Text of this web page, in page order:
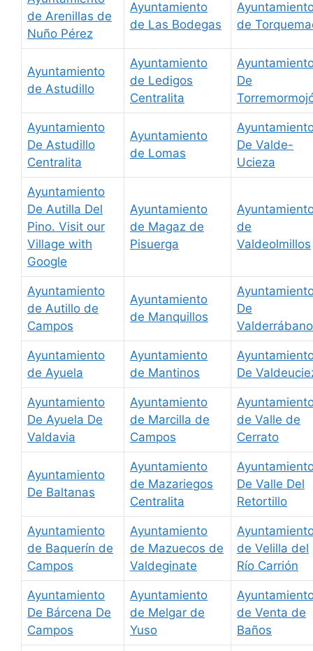
de Arenillas de
Nuño Pérez
Ayuntamiento
de Las Bodegas
de
Ayuntamiento
de Astudillo
Ayuntamiento
de Ledigos
Centralita
De
Ayuntamiento
De Astudillo
Centralita
Ayuntamiento
de Lomas
De Valde-
Ucieza
Ayuntamiento
De Autilla Del
Pino. Visit our
Village with
Google
Ayuntamiento
de Magaz de
Pisuerga
de
Valdeolmillos
Ayuntamiento
de Autillo de
Campos
Ayuntamiento
de Manquillos
De
Valderrábano
Ayuntamiento
de Ayuela
Ayuntamiento
de Mantinos
De
Ayuntamiento
De Ayuela De
Valdavia
Ayuntamiento
de Marcilla de
Campos
de Valle de
Cerrato
Ayuntamiento
De Baltanas
Ayuntamiento
de Mazariegos
Centralita
De Valle Del
Retortillo
Ayuntamiento
de Baquerín de
Campos
Ayuntamiento
de Mazuecos de
Valdeginate
de Velilla del
Río Carrión
Ayuntamiento
De Bárcena De
Campos
Ayuntamiento
de Melgar de
Yuso
de Venta de
Baños